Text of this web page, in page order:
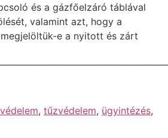
és a gázfőelzáró táblával
valamint azt, hogy a
e a nyitott és zárt
, tűzvédelem, ügyintézés,